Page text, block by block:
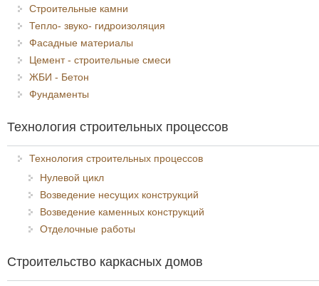
Строительные камни
Тепло- звуко- гидроизоляция
Фасадные материалы
Цемент - строительные смеси
ЖБИ - Бетон
Фундаменты
Технология строительных процессов
Технология строительных процессов
Нулевой цикл
Возведение несущих конструкций
Возведение каменных конструкций
Отделочные работы
Строительство каркасных домов